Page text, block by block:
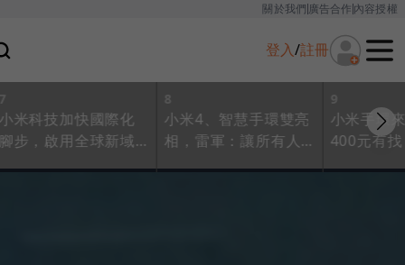
關於我們廣告合作內容授權
登入/註冊
7
小米科技加快國際化
腳步，啟用全球新域
8
小米4、智慧手環雙亮
相，雷軍：讓所有人
9
小米手環
400元有